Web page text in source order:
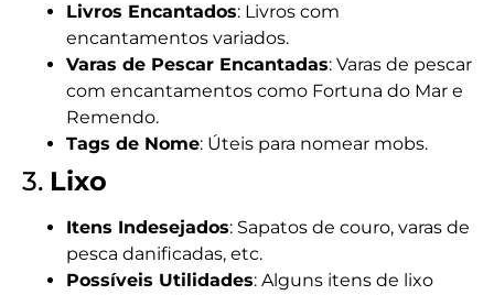
Livros Encantados: Livros com
encantamentos variados.
Varas de Pescar Encantadas: Varas de pescar
com encantamentos como Fortuna do Mar e
Remendo.
Tags de Nome: Úteis para nomear mobs.
3. Lixo
Itens Indesejados: Sapatos de couro, varas de
pesca danificadas, etc.
Possíveis Utilidades: Alguns itens de lixo